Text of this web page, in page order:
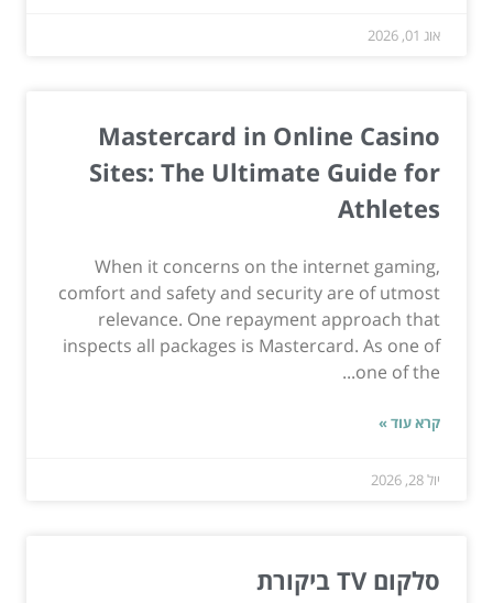
אוג 01, 2026
Mastercard in Online Casino
Sites: The Ultimate Guide for
Athletes
When it concerns on the internet gaming,
comfort and safety and security are of utmost
relevance. One repayment approach that
inspects all packages is Mastercard. As one of
one of the...
קרא עוד »
יול 28, 2026
סלקום TV ביקורת